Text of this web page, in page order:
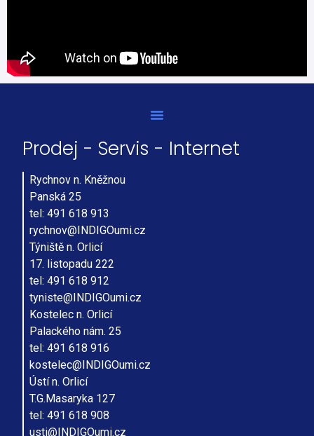
Prodej - Servis - Internet
Rychnov n. Kněžnou
Panská 25
tel: 491 618 913
rychnov@INDIGOumi.cz
Týniště n. Orlicí
17. listopadu 222
tel: 491 618 912
tyniste@INDIGOumi.cz
Kostelec n. Orlicí
Palackého nám. 25
tel: 491 618 916
kostelec@INDIGOumi.cz
Ústí n. Orlicí
T.G.Masaryka 127
tel: 491 618 908
usti@INDIGOumi.cz